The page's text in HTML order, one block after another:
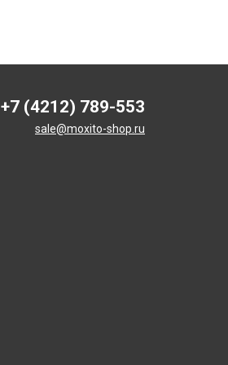
+7 (4212) 789-553
sale@moxito-shop.ru